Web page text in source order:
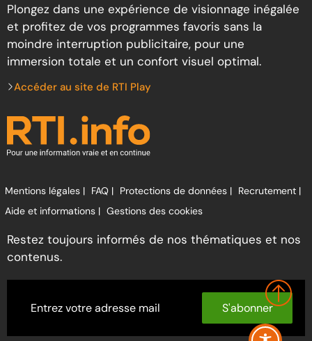
Plongez dans une expérience de visionnage inégalée
et profitez de vos programmes favoris sans la
moindre interruption publicitaire, pour une
immersion totale et un confort visuel optimal.
Accéder au site de RTI Play
Mentions légales | FAQ | Protections de données | Recrutement |
Aide et informations | Gestions des cookies
Restez toujours informés de nos thématiques et nos
contenus.
S'abonner